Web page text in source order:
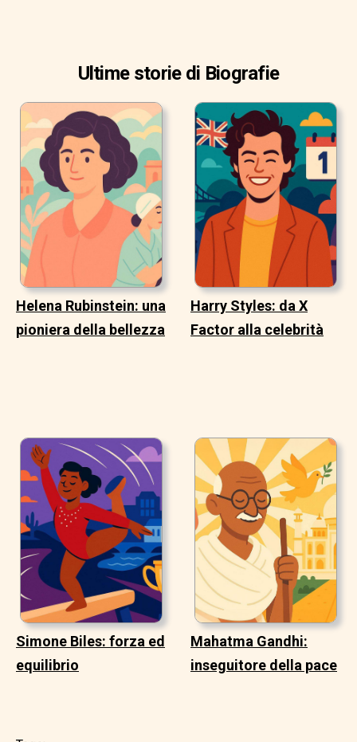
Ultime storie di Biografie
Helena Rubinstein: una
pioniera della bellezza
Harry Styles: da X
Factor alla celebrità
Simone Biles: forza ed
equilibrio
Mahatma Gandhi:
inseguitore della pace